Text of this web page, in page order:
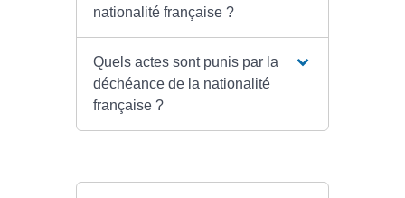
nationalité française ?
Quels actes sont punis par la
déchéance de la nationalité
française ?